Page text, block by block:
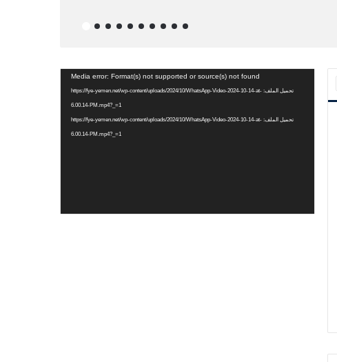
الفيديو
Media error: Format(s) not supported or source(s) not found
تحميل الملف: https://fye-yemen.net/wp-content/uploads/2024/10/WhatsApp-Video-2024-10-14-at-
6.00.14-PM.mp4?_=1
تحميل الملف: https://fye-yemen.net/wp-content/uploads/2024/10/WhatsApp-Video-2024-10-14-at-
6.00.14-PM.mp4?_=1